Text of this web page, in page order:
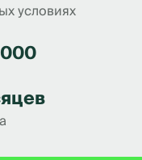
условиях